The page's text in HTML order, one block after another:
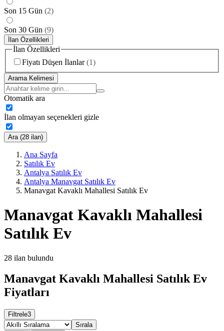
Son 15 Gün (2)
Son 30 Gün (9)
İlan Özellikleri
İlan Özellikleri
Fiyatı Düşen İlanlar (1)
Arama Kelimesi
Otomatik ara
İlan olmayan seçenekleri gizle
Ara (28 ilan)
Ana Sayfa
Satılık Ev
Antalya Satılık Ev
Antalya Manavgat Satılık Ev
Manavgat Kavaklı Mahallesi Satılık Ev
Manavgat Kavaklı Mahallesi
Satılık Ev
28 ilan bulundu
Manavgat Kavaklı Mahallesi Satılık Ev
Fiyatları
Filtrele3
Sırala